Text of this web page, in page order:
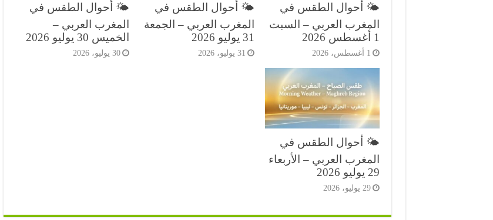
🌤️ أحوال الطقس في
المغرب العربي – السبت
1 أغسطس 2026
1 أغسطس، 2026
🌤️ أحوال الطقس في
المغرب العربي – الجمعة
31 يوليو 2026
31 يوليو، 2026
🌤️ أحوال الطقس في
المغرب العربي –
الخميس 30 يوليو 2026
30 يوليو، 2026
🌤️ أحوال الطقس في
المغرب العربي – الأربعاء
29 يوليو 2026
29 يوليو، 2026